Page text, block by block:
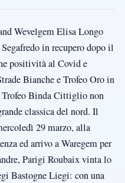
Wevelgem Elisa Longo
in recupero dopo il
positività al Covid e
Bianche e Trofeo Oro in
Binda Cittiglio non
classica del nord. Il
29 marzo, alla
ed arrivo a Waregem per
Parigi Roubaix vinta lo
Bastogne Liegi: con una